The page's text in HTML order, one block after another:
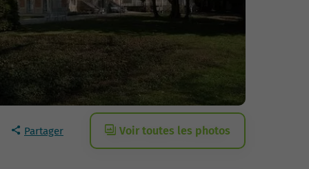
Partager Voir toutes les photos